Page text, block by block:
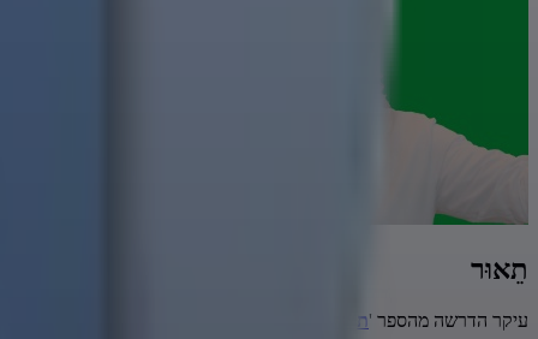
תֵאוּר
עיקר הדרשה מהספר 'תורת חסד'